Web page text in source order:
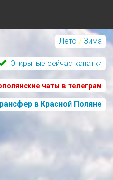
Лето / Зима
Открытые сейчас канатки
чаты в телеграм
в Красной Поляне